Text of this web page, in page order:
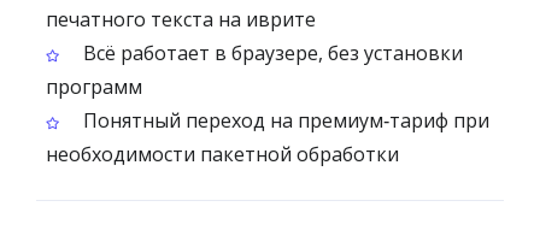
печатного текста на иврите
Всё работает в браузере, без установки
программ
Понятный переход на премиум‑тариф при
необходимости пакетной обработки